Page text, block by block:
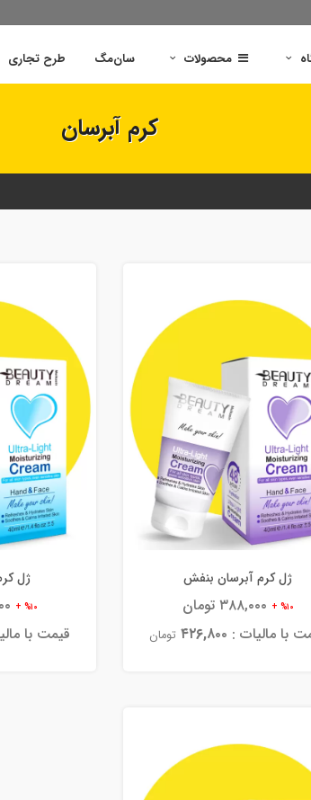
محصولات سان‌مگ طرح تجاری
کرم آبرسان
ژل کرم آبرسان بنفش
%۱۰ +
با مالیات : ۴۲۶,۸۰۰ تومان
ژل
%۱۰ +
قیمت با